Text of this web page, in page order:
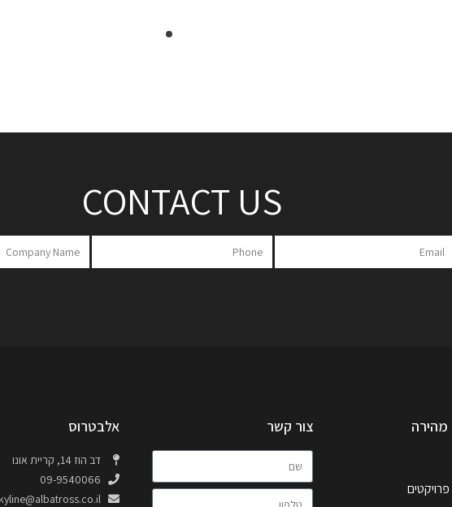
CONTACT US
מהירה צור קשר אלבטרוס
דב הוז 14, קריית אונו
09-9540066